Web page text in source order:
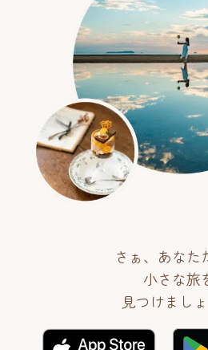
さぁ、あなた
小さな旅
見つけまし